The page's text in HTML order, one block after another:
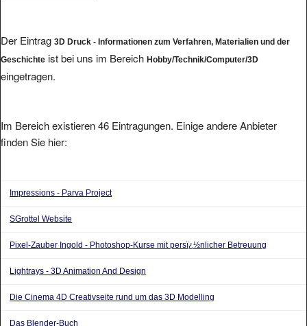
Der Eintrag 3D Druck - Informationen zum Verfahren, Materialien und der
Geschichte ist bei uns im Bereich Hobby/Technik/Computer/3D
eingetragen.
Im Bereich existieren 46 Eintragungen. Einige andere Anbieter
finden Sie hier:
Impressions - Parva Project
SGrottel Website
Pixel-Zauber Ingold - Photoshop-Kurse mit persï¿½nlicher Betreuung
Lightrays - 3D Animation And Design
Die Cinema 4D Creativseite rund um das 3D Modelling
Das Blender-Buch